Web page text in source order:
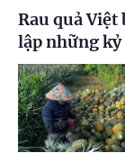
Rau quả
lập những